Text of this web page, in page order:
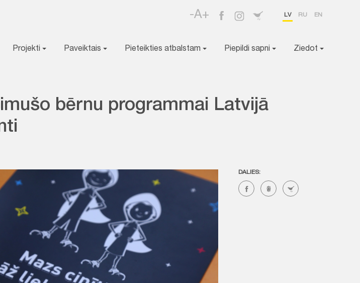
-A+ LV RU EN
Projekti Paveiktais Pieteikties atbalstam Piepildi sapni Ziedot
bērnu programmai Latvijā
DALIES: